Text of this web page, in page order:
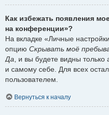
Как избежать появления
на конференции»?
На вкладке «Личные
опцию Скрывать моё
Да , и вы будете видны
и самому себе. Для всех
пользователем.
Вернуться к началу